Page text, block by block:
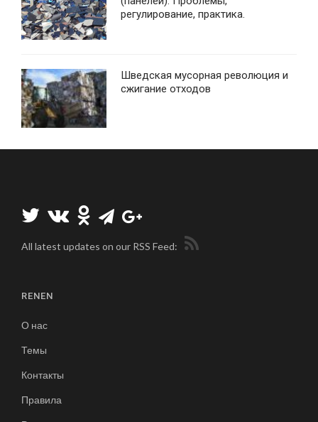
регулирование, практика.
Шведская мусорная революция и
сжигание отходов
All latest updates on our RSS Feed:
RENEN
О нас
Темы
Контакты
Правила